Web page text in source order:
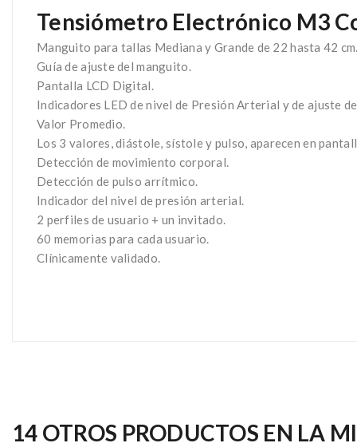
Tensiómetro Electrónico M3
Manguito para tallas Mediana y Grande de 22 hasta 42
Guía de ajuste del manguito.
Pantalla LCD Digital.
Indicadores LED de nivel de Presión Arterial y de ajuste
Valor Promedio.
Los 3 valores, diástole, sístole y pulso, aparecen en
Detección de movimiento corporal.
Detección de pulso arrítmico.
Indicador del nivel de presión arterial.
2 perfiles de usuario + un invitado.
60 memorias para cada usuario.
Clínicamente validado.
14 OTROS PRODUCTOS EN LA